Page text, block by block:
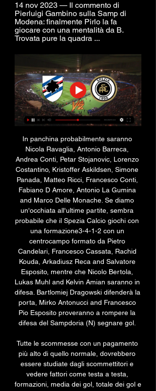
14 nov 2023 — Il commento di
Pierluigi Gambino sulla Samp di
Modena: finalmente Pirlo la fa
giocare con una mentalità da B.
Trovata pure la quadra ...
In panchina probabilmente saranno
Nicola Ravaglia, Antonio Barreca,
Andrea Conti, Petar Stojanovic, Lorenzo
Costantino, Kristoffer Askildsen, Simone
Panada, Matteo Ricci, Francesco Conti,
Fabiano D Amore, Antonio La Gumina
and Marco Delle Monache. Se diamo
un'occhiata all'ultime partite, sembra
probabile che il Spezia Calcio giochi con
una formazione3-4-1-2 con un
centrocampo formato da Pietro
Candelari, Francesco Cassata, Rachid
Kouda, Arkadiusz Reca and Salvatore
Esposito, mentre che Nicolo Bertola,
Lukas Muhl and Kelvin Amian saranno in
difesa. Bartlomiej Dragowski difenderà la
porta, Mirko Antonucci and Francesco
Pio Esposito proveranno a rompere la
difesa del Sampdoria (N) segnare gol.
Tutte le scommesse con un pagamento
più alto di quello normale, dovrebbero
essere studiate dagli scommettitori e
vedere fattori come testa a testa,
formazioni, media dei gol, totale dei gol e